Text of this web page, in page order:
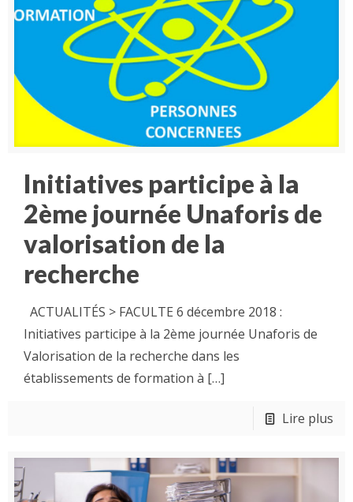
Initiatives participe à la
2ème journée Unaforis de
valorisation de la
recherche
ACTUALITÉS > FACULTE 6 décembre 2018 :
Initiatives participe à la 2ème journée Unaforis de
Valorisation de la recherche dans les
établissements de formation à […]
Lire plus